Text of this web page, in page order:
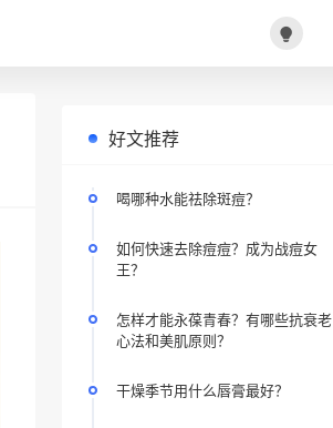
好文推荐
喝哪种水能祛除斑痘？
如何快速去除痘痘？成为战痘女
王？
怎样才能永葆青春？有哪些抗衰老
心法和美肌原则？
干燥季节用什么唇膏最好？